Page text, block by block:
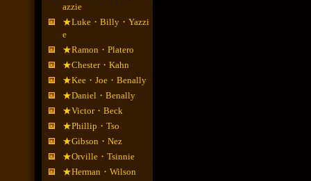
azzie
★Luke・Billy・Yazzi
e
★Ramon・Platero
★Chester・Kahn
★Kee・Joe・Benally
★Daniel・Benally
★Victor・Beck
★Phillip・Tso
★Gibson・Nez
★Orville・Tsinnie
★Herman・Wilson